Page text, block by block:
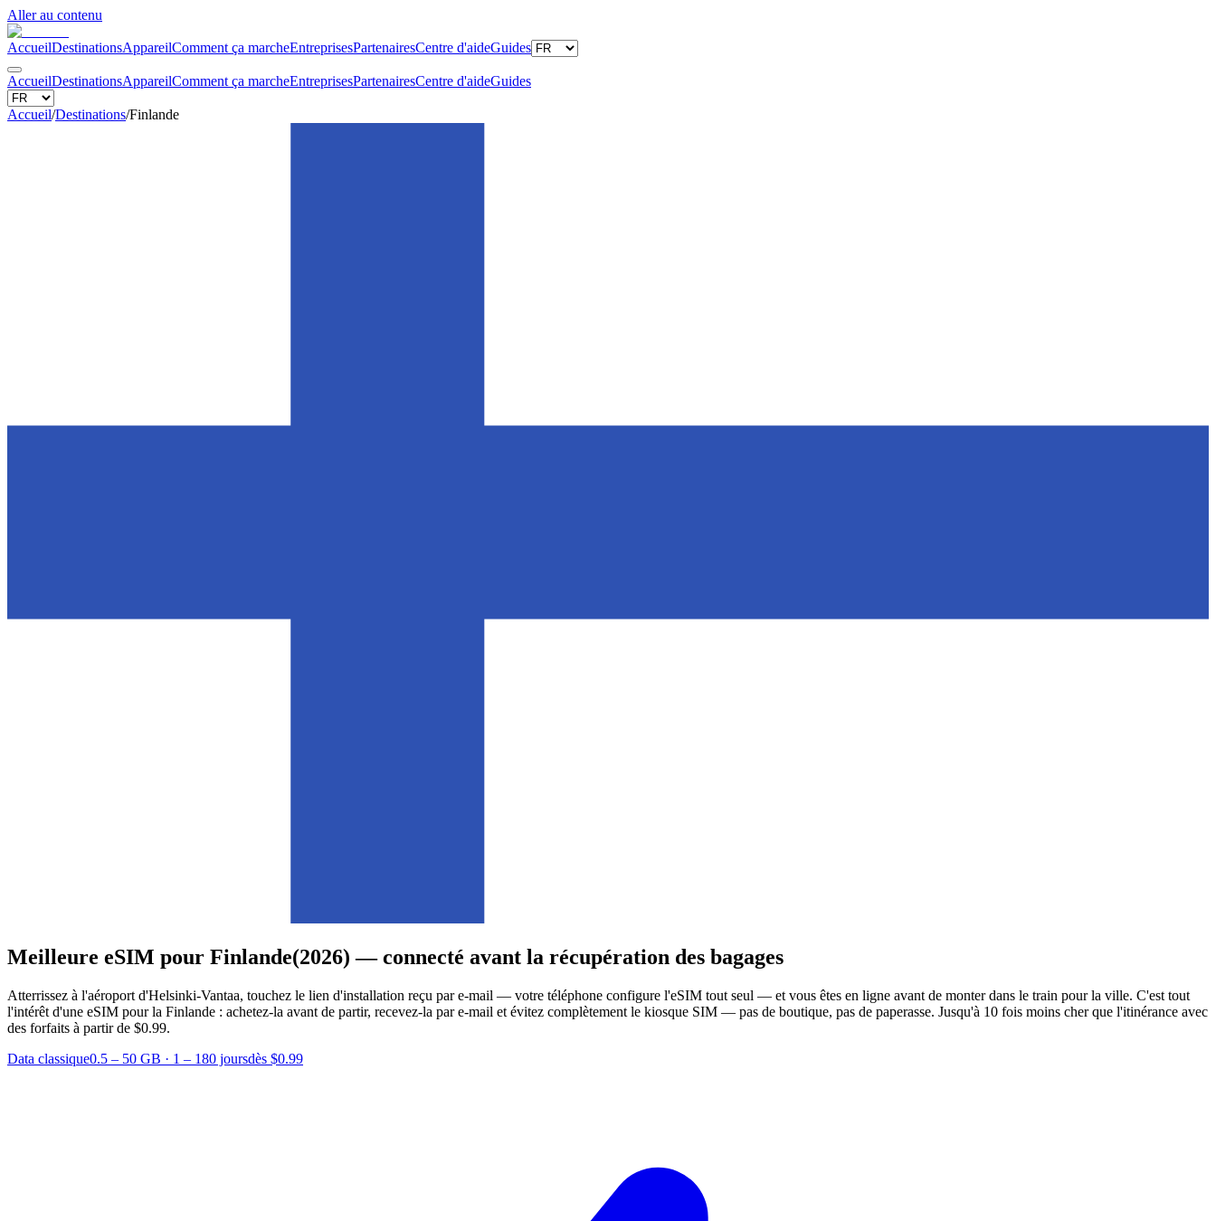
Aller au contenu
AccueilDestinationsAppareilComment ça marcheEntreprisesPartenairesCentre d'aideGuides
AccueilDestinationsAppareilComment ça marcheEntreprisesPartenairesCentre d'aideGuides
Accueil/Destinations/Finlande
Meilleure eSIM pour Finlande(2026) — connecté avant la récupération des bagages
Atterrissez à l'aéroport d'Helsinki-Vantaa, touchez le lien d'installation reçu par e-mail — votre téléphone configure l'eSIM tout seul — et vous êtes en ligne avant de monter dans le train pour la ville. C'est tout
l'intérêt d'une eSIM pour la Finlande : achetez-la avant de partir, recevez-la par e-mail et évitez complètement le kiosque SIM — pas de boutique, pas de paperasse. Jusqu'à 10 fois moins cher que l'itinérance avec
des forfaits à partir de $0.99.
Data classique0.5 – 50 GB · 1 – 180 joursdès $0.99